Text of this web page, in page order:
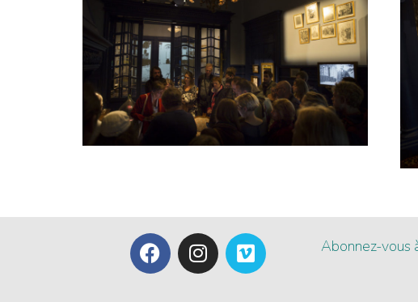
Abonnez-